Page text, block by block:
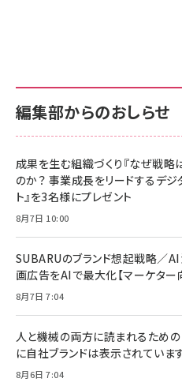
￥880
anan(アンア
スペシャルエデ
￥1,100
anan(アンアン
￥880
ママ投資家が育
組織の成果を最
￥1,980
サポート正規品
NIMASO ガラ
すい ガイド枠
2枚セット
￥1,599
￥6,980
全ワイヤレスイ
技術基準適合】ブ
￥5,990
サポート正規品
Amazon eギフ
￥5,000
Anker
Pro/Air 各種対
￥1,890
サッポロ 生ビ
ル ケース買い【
編集部からのおしらせ
成果を生む組織づくり『なぜ戦
のか？ 事業成長をリードするデジ
ト』を3名様にプレゼント
8月7日 10:00
SUBARUのブランド想起戦略／AI
画広告をAIで最大化【マーケター
8月7日 7:04
人と機械の両方に読まれるための
に自社ブランドは表示されていま
8月6日 7:04